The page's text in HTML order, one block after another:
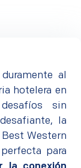
al
hotelera en
sin
la
Western
para